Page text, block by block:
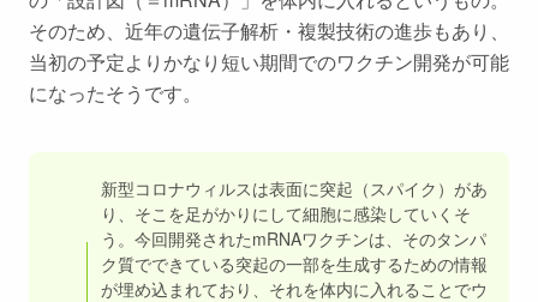
そのため、近年の遺伝子解析・複製技術の進歩もあり、
当初の予定よりかなり短い期間でのワクチン開発が可能
になったそうです。
新型コロナウィルスは表面に突起（スパイク）があ
り、そこを足がかりにして細胞に感染していくそ
う。今回開発されたmRNAワクチンは、そのタンパ
ク質でできている突起の一部を生成するための情報
が埋め込まれており、それを体内に入れることでウ